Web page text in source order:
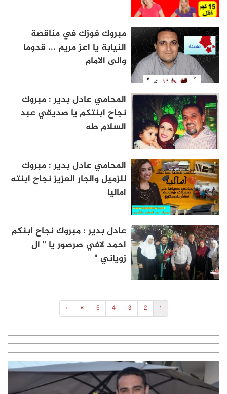
مبروك فوزك في مناقصة
النيابة يا اعز مريم ... قدوما
والى الامام
المحامي عادل بدير : مبروك
نجاح ابنتكم يا صديقي عبد
السلام طه
المحامي عادل بدير : مبروك
للزميل والجار العزيز نجاح ابنته
اماليا
عادل بدير : مبروك نجاح ابنكم
احمد لافي صرصور يا " ال
زوياني "
2
3
4
5
»